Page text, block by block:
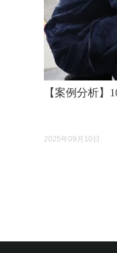
【案例分析
2025年09月10日